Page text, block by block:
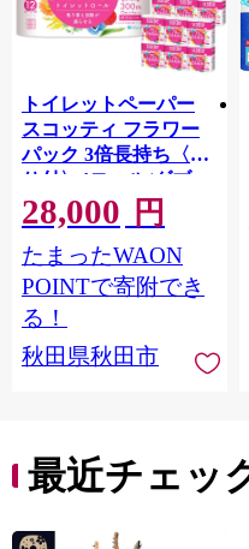
トイレットペーパー
スコッティ フラワー
パック 3倍長持ち〈香
り付〉4ロール(ダブ
ル)×12パック 日用品
最短翌日発送 [スコッ
ティ フラワーパック
トイレットペーパー
日本製紙クレシア] 秋
田県秋田市
28,000 円
たまったWAON
POINTで寄附でき
る！
秋田県秋田市
最近チェッ